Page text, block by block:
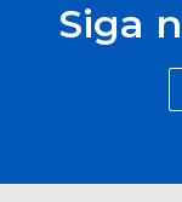
Siga